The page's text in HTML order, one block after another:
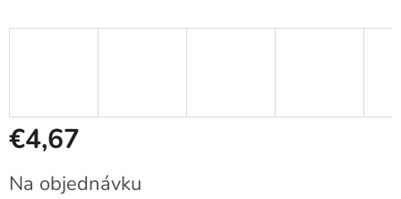
€4,67
cena:
Na objednávku